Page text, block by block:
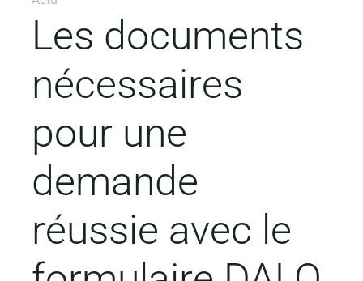
Les documents
nécessaires
pour une
demande
réussie avec le